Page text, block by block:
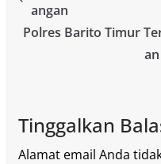
angan
Polres Barito Timur
Tinggalkan
Alamat email Anda